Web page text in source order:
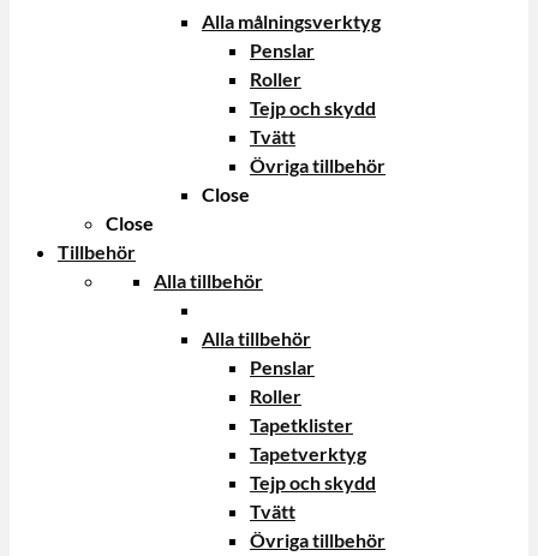
Alla målningsverktyg
Penslar
Roller
Tejp och skydd
Tvätt
Övriga tillbehör
Close
Close
Tillbehör
Alla tillbehör
Alla tillbehör
Penslar
Roller
Tapetklister
Tapetverktyg
Tejp och skydd
Tvätt
Övriga tillbehör